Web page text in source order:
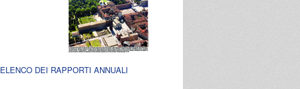
ELENCO DEI RAPPORTI ANNUALI